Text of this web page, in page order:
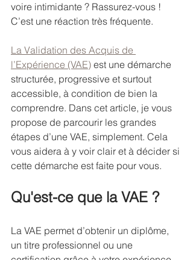
voire intimidante ? Rassurez-vous !
C’est une réaction très fréquente.
La Validation des Acquis de
l’Expérience (VAE) est une démarche
structurée, progressive et surtout
accessible, à condition de bien la
comprendre. Dans cet article, je vous
propose de parcourir les grandes
étapes d’une VAE, simplement. Cela
vous aidera à y voir clair et à décider si
cette démarche est faite pour vous.
Qu'est-ce que la VAE ?
La VAE permet d’obtenir un diplôme,
un titre professionnel ou une